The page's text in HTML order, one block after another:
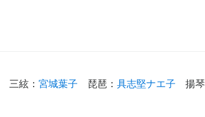
三絃 ： 宮城葉子 琵琶 ： 具志堅ナエ子 揚琴